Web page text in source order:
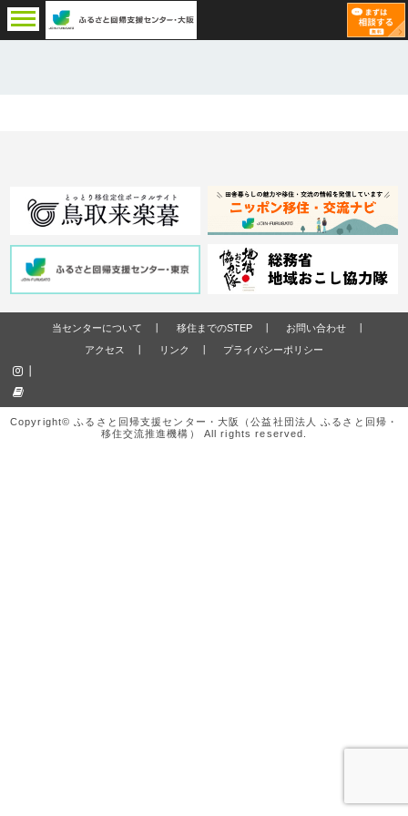
当センターについて 移住までのSTEP
お問い合わせ
アクセス
リンク プライバシーポリシー
Copyright© ふるさと回帰支援センター・大阪（公益社団法人 ふるさと回帰・
移住交流推進機構） All rights reserved.